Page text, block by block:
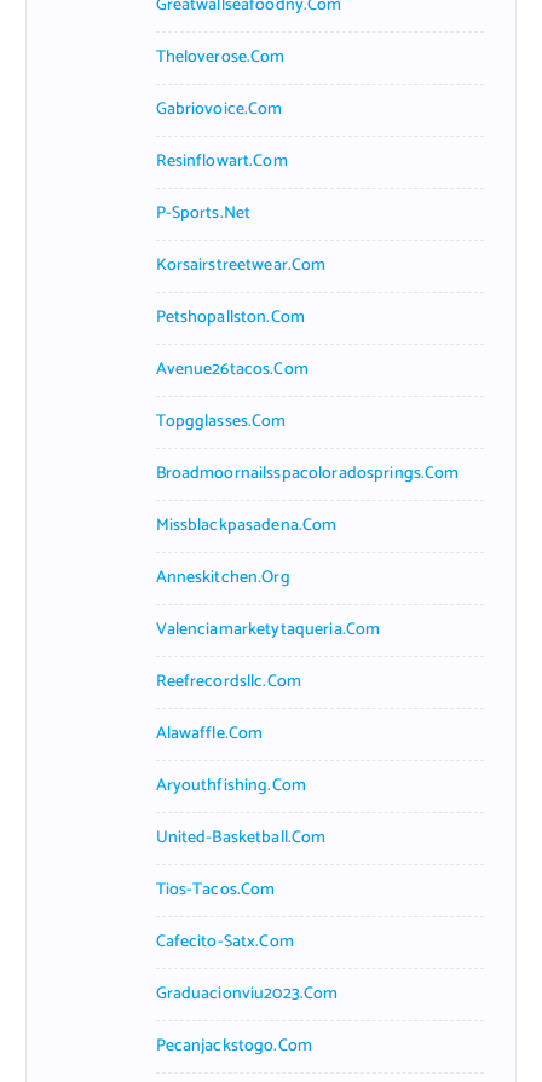
Theloverose.com
Gabriovoice.com
Resinflowart.com
P-Sports.net
Korsairstreetwear.com
Petshopallston.com
Avenue26tacos.com
Topgglasses.com
Broadmoornailsspacoloradosprings.com
Missblackpasadena.com
Anneskitchen.org
Valenciamarketytaqueria.com
Reefrecordsllc.com
Alawaffle.com
Aryouthfishing.com
United-Basketball.com
Tios-Tacos.com
Cafecito-Satx.com
Graduacionviu2023.com
Pecanjackstogo.com